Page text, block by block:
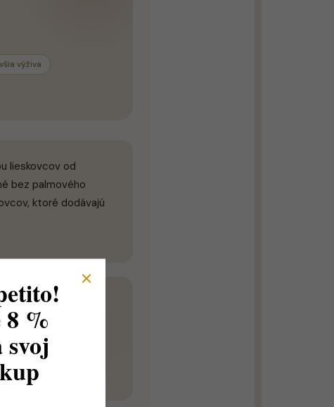
výživa
lieskovcov od
bez palmového
ktoré dodávajú
vanilky, nie príliš
chuťou.
%
svoj